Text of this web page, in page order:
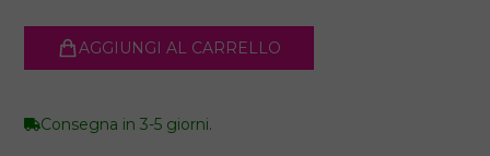
AGGIUNGI AL CARRELLO
Consegna in 3-5 giorni.